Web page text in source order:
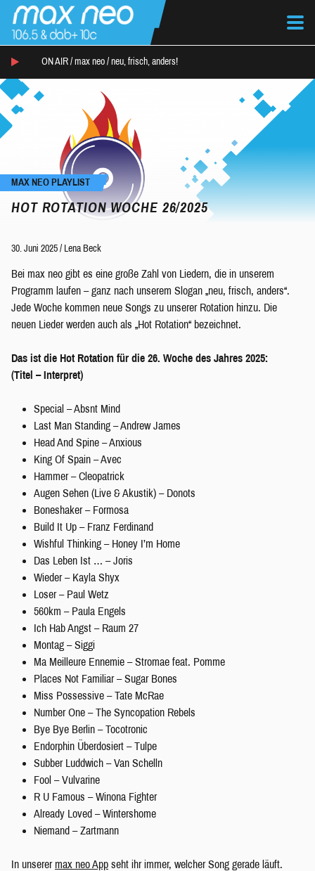
ON AIR / max neo / neu, frisch, anders!
MAX NEO PLAYLIST
HOT ROTATION WOCHE 26/2025
30. Juni 2025 / Lena Beck
Bei max neo gibt es eine große Zahl von Liedern, die in unserem
Programm laufen – ganz nach unserem Slogan „neu, frisch, anders“.
Jede Woche kommen neue Songs zu unserer Rotation hinzu. Die
neuen Lieder werden auch als „Hot Rotation“ bezeichnet.
Das ist die Hot Rotation für die 26. Woche des Jahres 2025:
(Titel – Interpret)
Special – Absnt Mind
Last Man Standing – Andrew James
Head And Spine – Anxious
King Of Spain – Avec
Hammer – Cleopatrick
Augen Sehen (Live & Akustik) – Donots
Boneshaker – Formosa
Build It Up – Franz Ferdinand
Wishful Thinking – Honey I’m Home
Das Leben Ist … – Joris
Wieder – Kayla Shyx
Loser – Paul Wetz
560km – Paula Engels
Ich Hab Angst – Raum 27
Montag – Siggi
Ma Meilleure Ennemie – Stromae feat. Pomme
Places Not Familiar – Sugar Bones
Miss Possessive – Tate McRae
Number One – The Syncopation Rebels
Bye Bye Berlin – Tocotronic
Endorphin Überdosiert – Tulpe
Subber Luddwich – Van Schelln
Fool – Vulvarine
R U Famous – Winona Fighter
Already Loved – Wintershome
Niemand – Zartmann
In unserer max neo App seht ihr immer, welcher Song gerade läuft.